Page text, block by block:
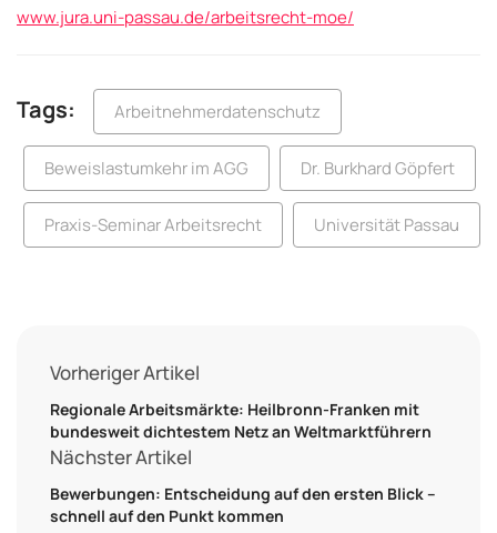
www.jura.uni-passau.de/arbeitsrecht-moe/
Tags: Arbeitnehmerdatenschutz
Beweislastumkehr im AGG Dr. Burkhard Göpfert
Praxis-Seminar Arbeitsrecht Universität Passau
Vorheriger Artikel
Regionale Arbeitsmärkte: Heilbronn-Franken mit
bundesweit dichtestem Netz an Weltmarktführern
Nächster Artikel
Bewerbungen: Entscheidung auf den ersten Blick –
schnell auf den Punkt kommen